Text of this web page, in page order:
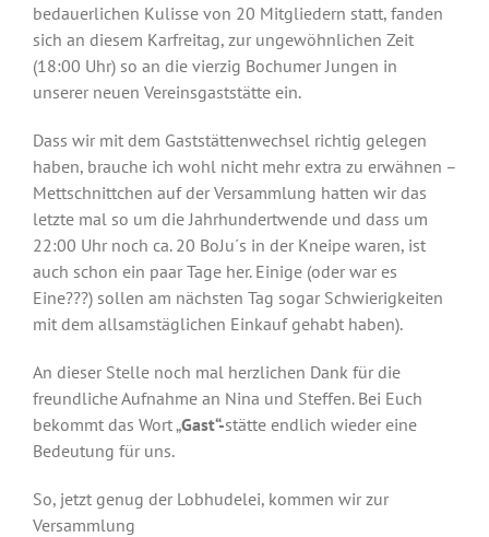
bedauerlichen Kulisse von 20 Mitgliedern statt, fanden
sich an diesem Karfreitag, zur ungewöhnlichen Zeit
(18:00 Uhr) so an die vierzig Bochumer Jungen in
unserer neuen Vereinsgaststätte ein.
Dass wir mit dem Gaststättenwechsel richtig gelegen
haben, brauche ich wohl nicht mehr extra zu erwähnen –
Mettschnittchen auf der Versammlung hatten wir das
letzte mal so um die Jahrhundertwende und dass um
22:00 Uhr noch ca. 20 BoJu´s in der Kneipe waren, ist
auch schon ein paar Tage her. Einige (oder war es
Eine???) sollen am nächsten Tag sogar Schwierigkeiten
mit dem allsamstäglichen Einkauf gehabt haben).
An dieser Stelle noch mal herzlichen Dank für die
freundliche Aufnahme an Nina und Steffen. Bei Euch
bekommt das Wort „Gast“-stätte endlich wieder eine
Bedeutung für uns.
So, jetzt genug der Lobhudelei, kommen wir zur
Versammlung